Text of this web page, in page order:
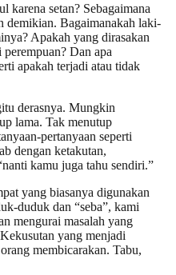
karena setan? Sebagaimana
demikian. Bagaimanakah laki-
Apakah yang dirasakan
Dan apa
apakah terjadi atau tidak
derasnya. Mungkin
lama. Tak menutup
pertanyaan seperti
dengan ketakutan,
kamu juga tahu sendiri.”
yang biasanya digunakan
duduk dan “seba”, kami
mengurai masalah yang
yang menjadi
membicarakan. Tabu,